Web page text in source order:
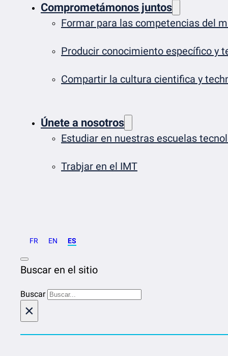
Comprometámonos juntos
Formar para las competencias del
Producir conocimiento específico y
Compartir la cultura cientifica y
Únete a nosotros
Estudiar en nuestras escuelas
Trabjar en el IMT
FR EN ES
Buscar en el sitio
Buscar
×